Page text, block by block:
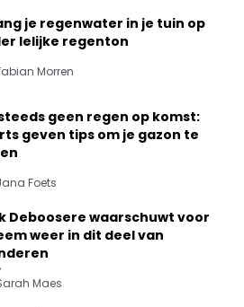
je regenwater in je tuin op
lelijke regenton
Morren
geen regen op komst:
geven tips om je gazon te
Foets
Deboosere waarschuwt voor
weer in dit deel van
Maes